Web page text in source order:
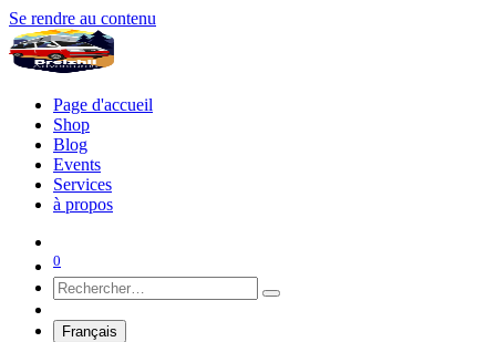
Se rendre au contenu
Page d'accueil
Shop
Blog
Events
Services
à propos
0
Français